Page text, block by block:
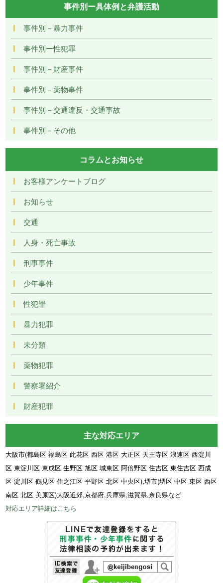
事件別ー具体例と弁護活動
事件別－暴力事件
事件別ー性犯罪
事件別－財産事件
事件別－薬物事件
事件別－交通違反・交通事故
事件別－その他
コラムとお知らせ
お客様アンケートブログ
お知らせ
交通
人身・死亡事故
刑事事件
少年事件
性犯罪
暴力犯罪
未分類
薬物犯罪
警察署紹介
財産犯罪
主な対応エリア
大阪市(都島区 福島区 此花区 西区 港区 大正区 天王寺区 浪速区 西淀川
区 東淀川区 東成区 生野区 旭区 城東区 阿倍野区 住吉区 東住吉区 西成
区 淀川区 鶴見区 住之江区 平野区 北区 中央区),堺市(堺区 中区 東区 西区
南区 北区 美原区)大阪近郊,京都府,兵庫県,滋賀県,奈良県など
対応エリア詳細はこちら